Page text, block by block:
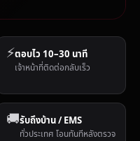
⚡ตอบไว 10–30 นาที
เจ้าหน้าที่ติดต่อกลับเร็ว
🚚รับถึงบ้าน / EMS
ทั่วประเทศ โอนทันทีหลังตรวจ